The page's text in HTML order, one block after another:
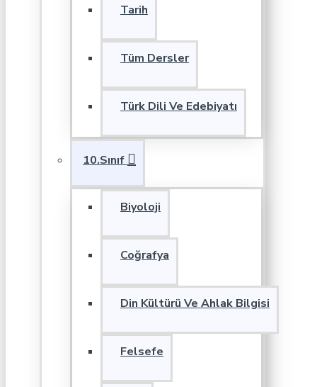
Tarih
Tüm Dersler
Türk Dili Ve Edebiyatı
10.Sınıf
Biyoloji
Coğrafya
Din Kültürü Ve Ahlak Bilgisi
Felsefe